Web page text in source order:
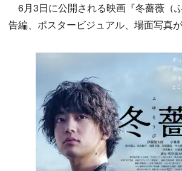
6月3日に公開される映画『冬薔薇（
告編、ポスタービジュアル、場面写真が